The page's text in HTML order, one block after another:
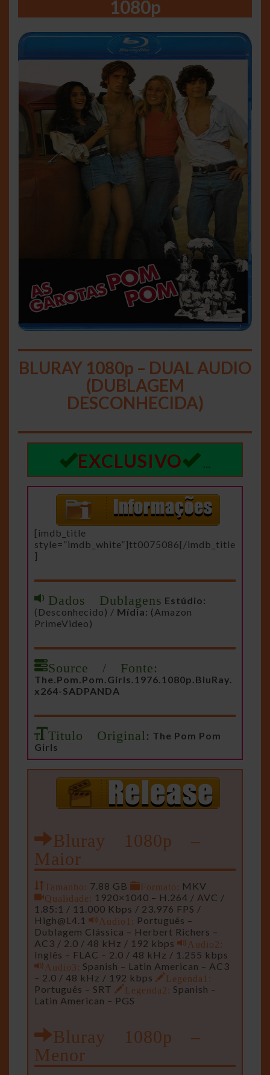
1080p
BLURAY 1080p – DUAL AUDIO
(DUBLAGEM
DESCONHECIDA)
EXCLUSIVO
[imdb_title
style=”imdb_white”]tt0075086[/imdb_title
]
Dados Dublagens Estúdio:
(Desconhecido) / Mídia: (Amazon
PrimeVideo)
Source / Fonte:
The.Pom.Pom.Girls.1976.1080p.BluRay.
x264-SADPANDA
Titulo Original: The Pom Pom
Girls
Bluray 1080p –
Maior
Tamanho: 7.88 GB Formato: MKV
Qualidade: 1920×1040 – H.264 / AVC /
1.85:1 / 11.000 Kbps / 23.976 FPS /
High@L4.1
Audio1: Português –
Dublagem Clássica – Herbert Richers –
AC3 / 2.0 / 48 kHz / 192 kbps
Audio2:
Inglês – FLAC – 2.0 / 48 kHz / 1.255 kbps
Audio3: Spanish – Latin American – AC3
– 2.0 / 48 kHz / 192 kbps
Legenda1:
Português – SRT
Legenda2: Spanish –
Latin American – PGS
Bluray 1080p –
Menor